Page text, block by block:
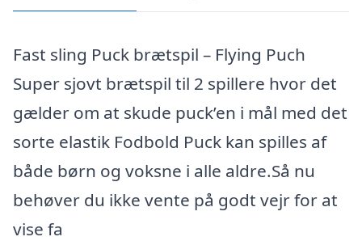
Fast sling Puck brætspil – Flying Puch
Super sjovt brætspil til 2 spillere hvor det
gælder om at skude puck’en i mål med det
sorte elastik Fodbold Puck kan spilles af
både børn og voksne i alle aldre.Så nu
behøver du ikke vente på godt vejr for at
vise fa